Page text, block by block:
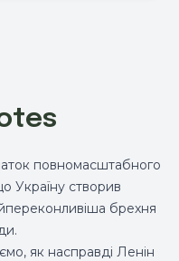
повномасштабного
Україну створив
брехня
як насправді Ленін